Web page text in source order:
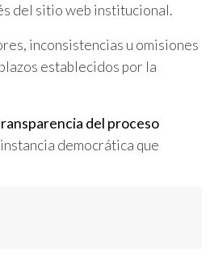
del sitio web institucional.
inconsistencias u omisiones
establecidos por la
del proceso
democrática que